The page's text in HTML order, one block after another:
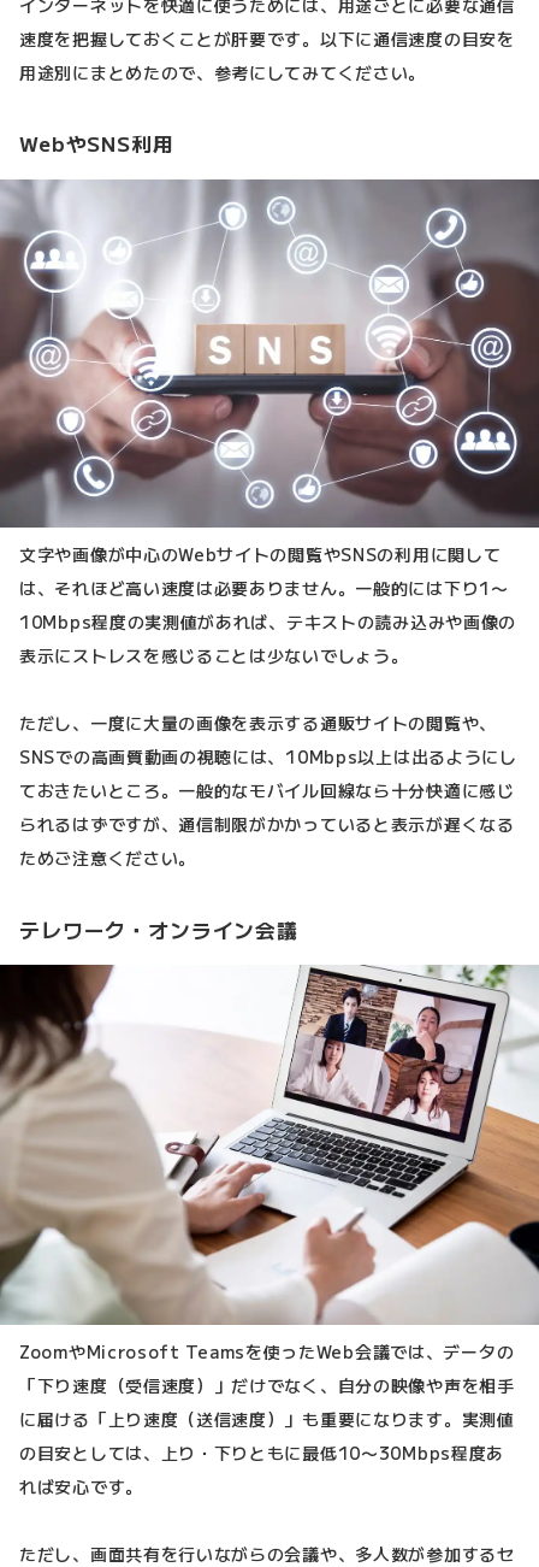
速度を把握しておくことが肝要です。以下に通信速度の目安を
用途別にまとめたので、参考にしてみてください。
WebやSNS利用
文字や画像が中心のWebサイトの閲覧やSNSの利用に関して
は、それほど高い速度は必要ありません。一般的には下り1〜
10Mbps程度の実測値があれば、テキストの読み込みや画像の
表示にストレスを感じることは少ないでしょう。
ただし、一度に大量の画像を表示する通販サイトの閲覧や、
SNSでの高画質動画の視聴には、10Mbps以上は出るようにし
ておきたいところ。一般的なモバイル回線なら十分快適に感じ
られるはずですが、通信制限がかかっていると表示が遅くなる
ためご注意ください。
テレワーク・オンライン会議
ZoomやMicrosoft Teamsを使ったWeb会議では、データの
「下り速度（受信速度）」だけでなく、自分の映像や声を相手
に届ける「上り速度（送信速度）」も重要になります。実測値
の目安としては、上り・下りともに最低10〜30Mbps程度あ
れば安心です。
ただし、画面共有を行いながらの会議や、多人数が参加するセ